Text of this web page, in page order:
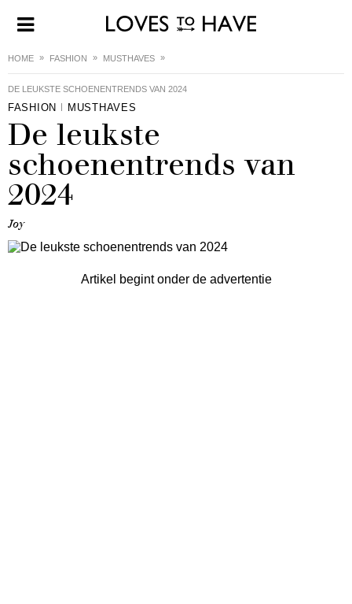
HOME FASHION MUSTHAVES
DE LEUKSTE SCHOENENTRENDS VAN 2024
FASHION MUSTHAVES
De leukste
schoenentrends van
2024
Joy
Artikel begint onder de advertentie